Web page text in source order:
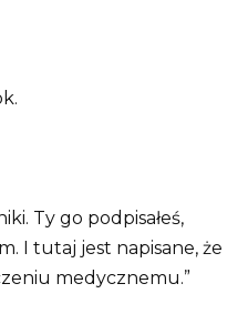
Ty go podpisałeś,
I tutaj jest napisane, że
medycznemu.”